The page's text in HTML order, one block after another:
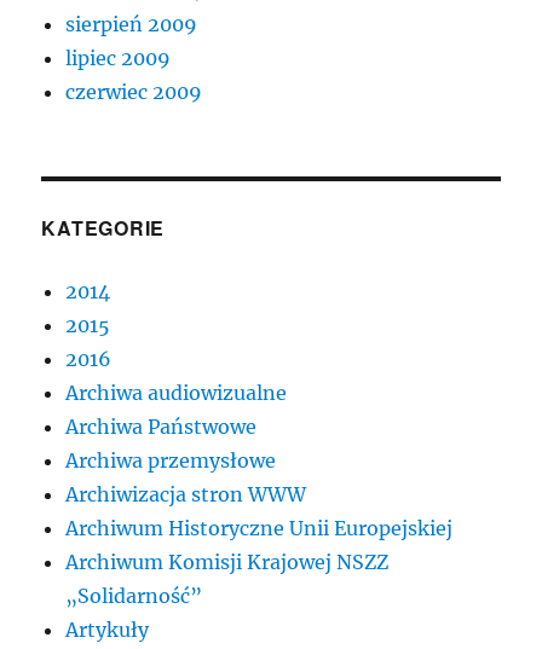
sierpień 2009
lipiec 2009
czerwiec 2009
KATEGORIE
2014
2015
2016
Archiwa audiowizualne
Archiwa Państwowe
Archiwa przemysłowe
Archiwizacja stron WWW
Archiwum Historyczne Unii Europejskiej
Archiwum Komisji Krajowej NSZZ
„Solidarność”
Artykuły